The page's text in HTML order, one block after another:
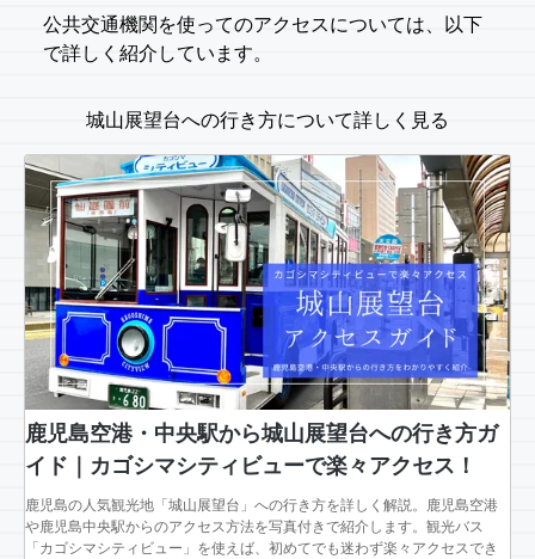
公共交通機関を使ってのアクセスについては、以下
で詳しく紹介しています。
城山展望台への行き方について詳しく見る
鹿児島空港・中央駅から城山展望台への行き方ガ
イド｜カゴシマシティビューで楽々アクセス！
鹿児島の人気観光地「城山展望台」への行き方を詳しく解説。鹿児島空港
や鹿児島中央駅からのアクセス方法を写真付きで紹介します。観光バス
「カゴシマシティビュー」を使えば、初めてでも迷わず楽々アクセスでき